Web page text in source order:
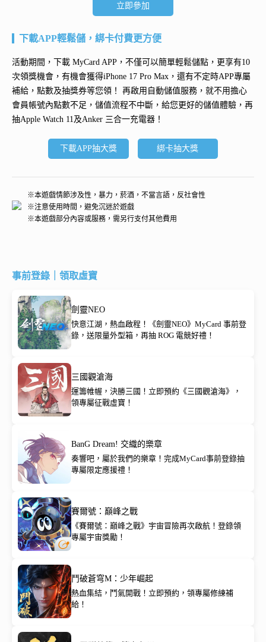
立即參加
下載APP輕鬆儲，綁卡付費更方便
活動期間，下載 MyCard APP，不僅可以簡單輕鬆儲點，更享有10
次領獎機會，有機會獲得iPhone 17 Pro Max ，還有不定時APP專屬
補給，點數及抽獎券等您領！ 再啟用自動儲值服務 ，就不用擔心
會員帳號內點數不足，儲值流程不中斷，給您更好的儲值體驗，再
抽Apple Watch 11及Anker 三合一充電器 ！
下載APP抽大獎 綁卡抽大獎
※本遊戲情節涉及性，暴力，菸酒，不當言語，反社會性
※注意使用時間，避免沉迷於遊戲
※本遊戲部分內容或服務，需另行支付其他費用
事前登錄｜領取虛寶
劍靈NEO
快意江湖，熱血啟程！《劍靈NEO》MyCard 事前登
錄，送限量外型箱，再抽 ROG 電競好禮！
三國觀滄海
運籌帷幄，決勝三國！立即預約《三國觀滄海》，
領專屬征戰虛寶！
BanG Dream! 交織的樂章
奏響吧，屬於我們的樂章！完成MyCard事前登錄抽
專屬限定應援禮！
賽爾號：巔峰之戰
《賽爾號：巔峰之戰》宇宙冒險再次啟航！登錄領
專屬宇宙獎勵！
鬥破蒼穹M：少年崛起
熱血集結，鬥氣開戰！立即預約，領專屬修練補
給！